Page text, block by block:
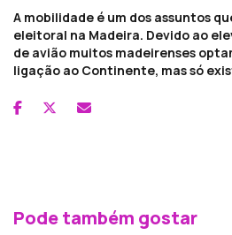
A mobilidade é um dos assuntos
eleitoral na Madeira. Devido ao
de avião muitos madeirenses
ligação ao Continente, mas só
Pode também gostar